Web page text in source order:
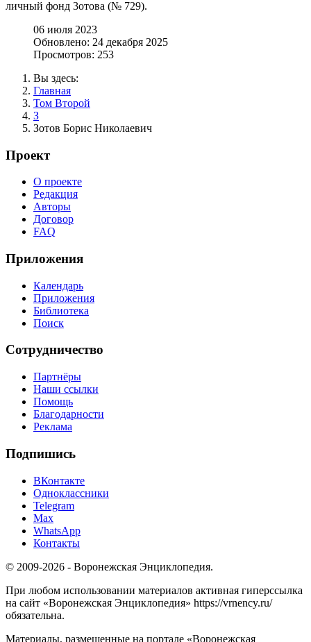
личный фонд 3отова (№ 729).
06 июля 2023
Обновлено: 24 декабря 2025
Просмотров: 253
Вы здесь:
Главная
Том Второй
З
Зотов Борис Николаевич
Проект
О проекте
Редакция
Авторы
Договор
FAQ
Приложения
Календарь
Приложения
Библиотека
Поиск
Сотрудничество
Партнёры
Наши ссылки
Помощь
Благодарности
Реклама
Подпишись
ВКонтакте
Одноклассники
Telegram
Max
WhatsApp
Контакты
© 2009-2026 - Воронежская Энциклопедия.
При любом использовании материалов активная гиперссылка
на сайт «Воронежская Энциклопедия» https://vrnency.ru/
обязательна.
Материалы, размещенные на портале «Воронежская